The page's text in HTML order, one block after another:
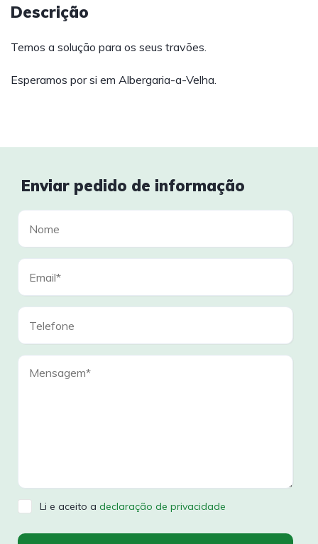
Descrição
Temos a solução para os seus travões.
Esperamos por si em Albergaria-a-Velha.
Enviar pedido de informação
Li e aceito a declaração de privacidade